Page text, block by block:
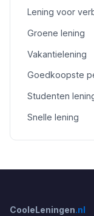
Lening voor
Groene lening
Vakantielening
Goedkoopste
Studenten
Snelle lening
CooleLeningen.nl